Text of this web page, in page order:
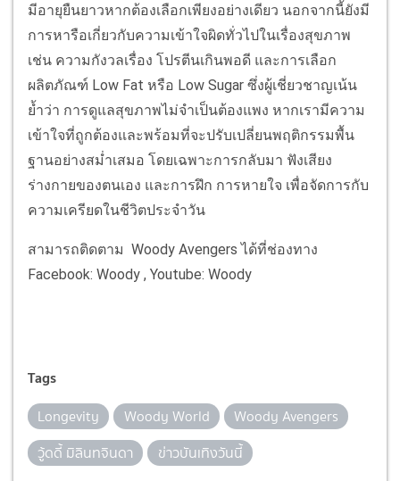
มีอายุยืนยาวหากต้องเลือกเพียงอย่างเดียว นอกจากนี้ยังมี
การหารือเกี่ยวกับความเข้าใจผิดทั่วไปในเรื่องสุขภาพ
เช่น ความกังวลเรื่อง โปรตีนเกินพอดี และการเลือก
ผลิตภัณฑ์ Low Fat หรือ Low Sugar ซึ่งผู้เชี่ยวชาญเน้น
ย้ำว่า การดูแลสุขภาพไม่จำเป็นต้องแพง หากเรามีความ
เข้าใจที่ถูกต้องและพร้อมที่จะปรับเปลี่ยนพฤติกรรมพื้น
ฐานอย่างสม่ำเสมอ โดยเฉพาะการกลับมา ฟังเสียง
ร่างกายของตนเอง และการฝึก การหายใจ เพื่อจัดการกับ
ความเครียดในชีวิตประจำวัน
สามารถติดตาม Woody Avengers ได้ที่ช่องทาง
Facebook: Woody , Youtube: Woody
Tags
Longevity Woody World
Woody Avengers
วู้ดดี้ มิลินทจินดา
ข่าวบันเทิงวันนี้